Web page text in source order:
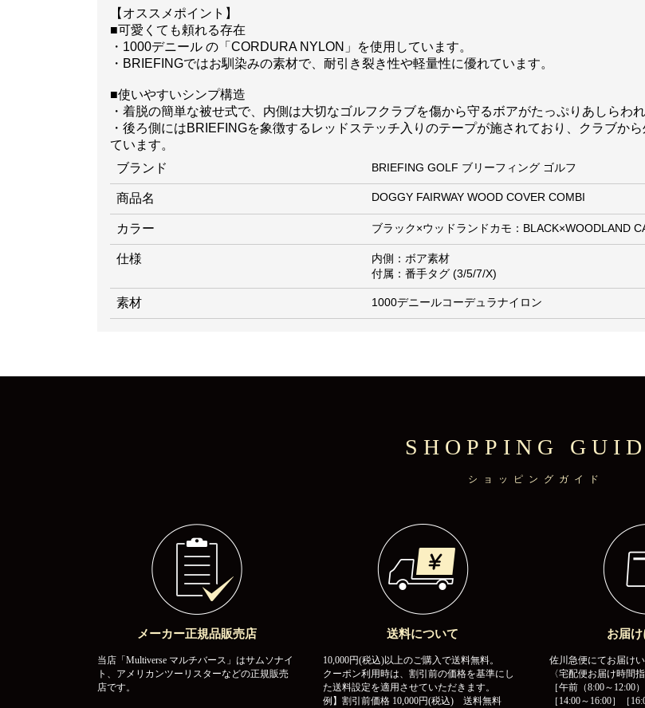
【オススメポイント】
■可愛くても頼れる存在
・1000デニール の「CORDURA NYLON」を使用しています。
・BRIEFINGではお馴染みの素材で、耐引き裂き性や軽量性に優れています。
■使いやすいシンプ構造
・着脱の簡単な被せ式で、内側は大切なゴルフクラブを傷から守るボアがたっぷりあしらわれ
・後ろ側にはBRIEFINGを象徴するレッドステッチ入りのテープが施されており、クラブか
ています。
ブランド
BRIEFING GOLF ブリーフィング ゴルフ
商品名 DOGGY FAIRWAY WOOD COVER COMBI
カラー ブラック×ウッドランドカモ：BLACK×WOODLAND
仕様
内側：ボア素材
付属：番手タグ (3/5/7/X)
素材 1000デニールコーデュラナイロン
SHOPPING
ショッピングガイド
メーカー正規品販売店
当店「Multiverse マルチバース」はサムソナイ
ト、アメリカンツーリスターなどの正規販売
店です。
送料について
10,000円(税込)以上のご購入で送料無料。
クーポン利用時は、割引前の価格を基準にし
た送料設定を適用させていただきます。
例】割引前価格 10,000円(税込) 送料無料
お届
佐川急便にてお届けい
〈宅配便お届け時間指
［午前（8:00～12:00
［14:00～16:00］［